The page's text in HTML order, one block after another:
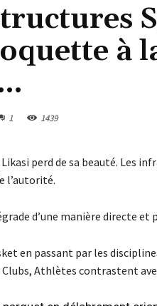
à
1 1439
perd de sa beauté. Les
l’autorité.
d’une manière directe
en passant par les
Athlètes contrastent